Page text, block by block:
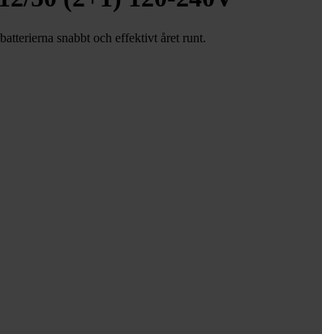
snabbt och effektivt året runt.